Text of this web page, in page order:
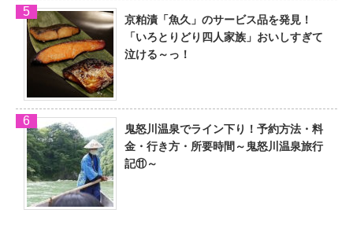
京粕漬「魚久」のサービス品を発見！
「いろとりどり四人家族」おいしすぎて
泣ける～っ！
鬼怒川温泉でライン下り！予約方法・料
金・行き方・所要時間～鬼怒川温泉旅行
記⑪～